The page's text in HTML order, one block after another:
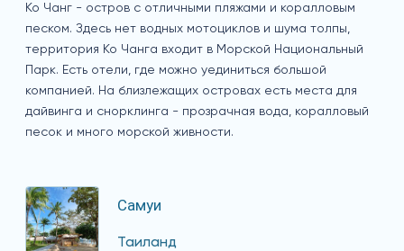
Ко Чанг - остров с отличными пляжами и коралловым
песком. Здесь нет водных мотоциклов и шума толпы,
территория Ко Чанга входит в Морской Национальный
Парк. Есть отели, где можно уединиться большой
компанией. На близлежащих островах есть места для
дайвинга и снорклинга - прозрачная вода, коралловый
песок и много морской живности.
Самуи
Таиланд